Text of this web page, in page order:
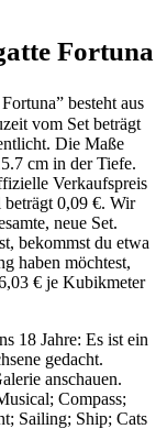
Fortuna
besteht aus
vom Set beträgt
Die Maße
cm in der Tiefe.
Verkaufspreis
0,09 €. Wir
neue Set.
bekommst du etwa
haben möchtest,
€ je Kubikmeter
18 Jahre: Es ist ein
gedacht.
anschauen.
Compass;
Sailing; Ship; Cats